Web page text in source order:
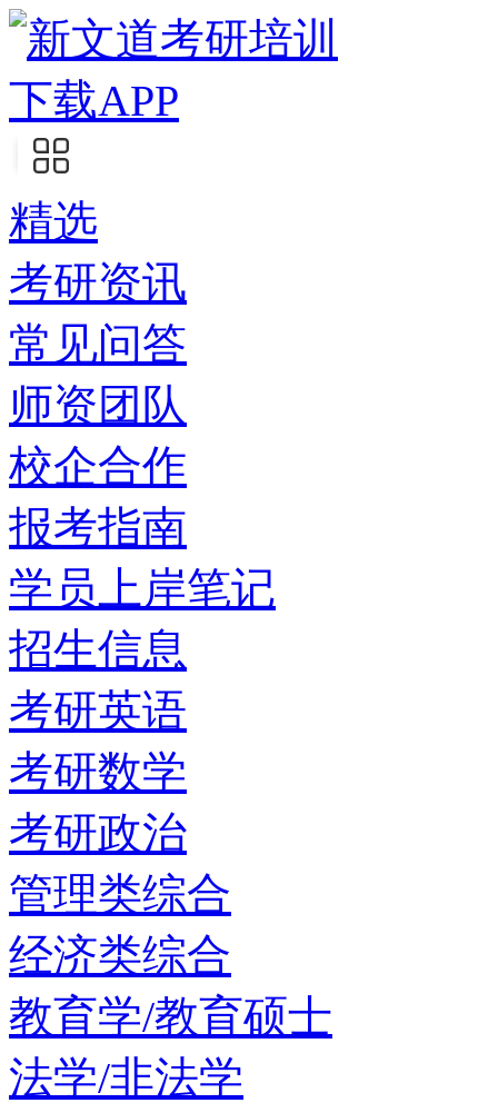
下载APP
精选
考研资讯
常见问答
师资团队
校企合作
报考指南
学员上岸笔记
招生信息
考研英语
考研数学
考研政治
管理类综合
经济类综合
教育学/教育硕士
法学/非法学